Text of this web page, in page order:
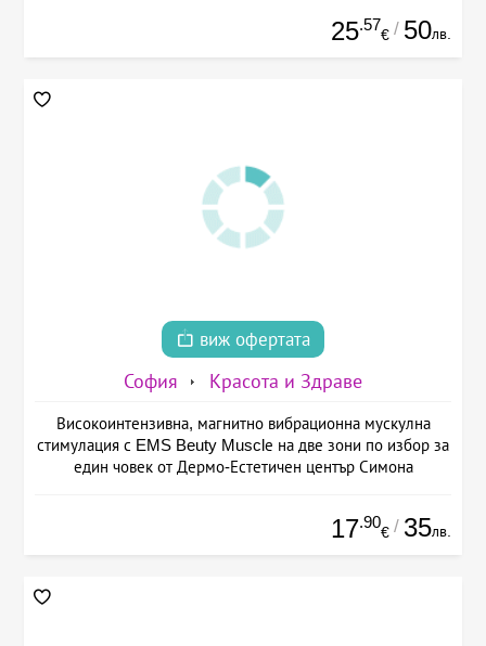
25.57
€ / 50лв.
виж офертата
София Красота и Здраве
Високоинтензивна, магнитно вибрационна мускулна
стимулация с EMS Beuty Musclе на две зони по избор за
един човек от Дермо-Естетичен център Симона
17.90
€ / 35лв.